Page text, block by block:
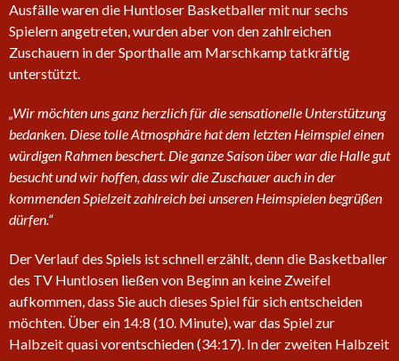
Ausfälle waren die Huntloser Basketballer mit nur sechs
Spielern angetreten, wurden aber von den zahlreichen
Zuschauern in der Sporthalle am Marschkamp tatkräftig
unterstützt.
„Wir möchten uns ganz herzlich für die sensationelle Unterstützung
bedanken. Diese tolle Atmosphäre hat dem letzten Heimspiel einen
würdigen Rahmen beschert. Die ganze Saison über war die Halle gut
besucht und wir hoffen, dass wir die Zuschauer auch in der
kommenden Spielzeit zahlreich bei unseren Heimspielen begrüßen
dürfen.“
Der Verlauf des Spiels ist schnell erzählt, denn die Basketballer
des TV Huntlosen ließen von Beginn an keine Zweifel
aufkommen, dass Sie auch dieses Spiel für sich entscheiden
möchten. Über ein 14:8 (10. Minute), war das Spiel zur
Halbzeit quasi vorentschieden (34:17). In der zweiten Halbzeit